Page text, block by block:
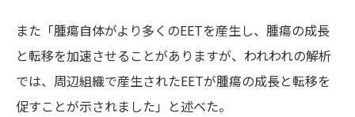
また「腫瘍自体がより多くのEETを産生し、腫瘍の成長
と転移を加速させることがありますが、われわれの解析
では、周辺組織で産生されたEETが腫瘍の成長と転移を
促すことが示されました」と述べた。